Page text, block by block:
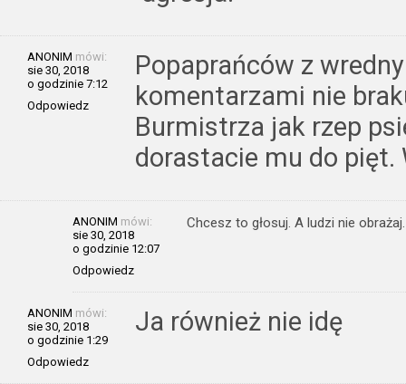
ANONIM mówi:
sie 30, 2018
o godzinie 7:12
Odpowiedz
Popaprańców z
komentarzami nie
Burmistrza jak rzep
dorastacie mu do pięt.
ANONIM mówi:
sie 30, 2018
o godzinie 12:07
Odpowiedz
Chcesz to głosuj. A ludzi nie
ANONIM mówi:
sie 30, 2018
o godzinie 1:29
Odpowiedz
Ja również nie idę